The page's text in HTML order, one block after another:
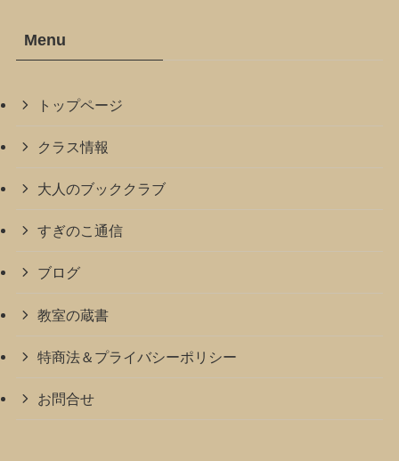
Menu
トップページ
クラス情報
大人のブッククラブ
すぎのこ通信
ブログ
教室の蔵書
特商法＆プライバシーポリシー
お問合せ